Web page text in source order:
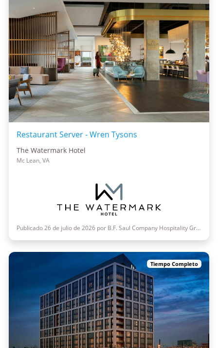
Restaurant Server - Wren Tysons
The Watermark Hotel
Mc Lean, VA
Publicado 26 de julio de 2026 por B.F. Saul Company Hospitality Group
Tiempo Completo